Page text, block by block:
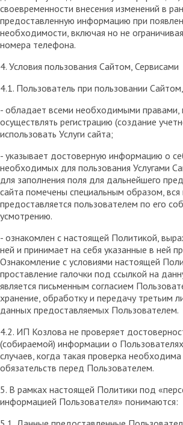
своевременности внесения изменений в
предоставленную информацию при
необходимости, включая но не
номера телефона.
4. Условия пользования Сайтом, Сервисами
4.1. Пользователь при пользовании
- обладает всеми необходимыми
осуществлять регистрацию (создание
использовать Услуги сайта;
- указывает достоверную информацию о
необходимых для пользования Услугами
для заполнения поля для дальнейшего
сайта помечены специальным образом,
предоставляется пользователем по его
усмотрению.
- ознакомлен с настоящей Политикой,
ней и принимает на себя указанные в ней
Ознакомление с условиями настоящей
проставление галочки под ссылкой на
является письменным согласием
хранение, обработку и передачу третьим
данных предоставляемых Пользователем.
4.2. ИП Козлова не проверяет
(собираемой) информации о
случаев, когда такая проверка
обязательств перед Пользователем.
5. В рамках настоящей Политики под
информацией Пользователя» понимаются: